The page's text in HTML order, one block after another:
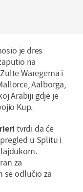
je dres
na
Waregema i
Aalborga,
Arabiji gdje je
Kup.
tvrdi da će
u Splitu i
za
se odlučio za